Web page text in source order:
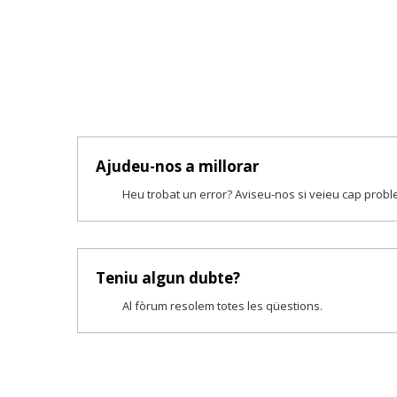
Ajudeu-nos a millorar
Heu trobat un error? Aviseu-nos si veieu cap
Teniu algun dubte?
Al fòrum resolem totes les qüestions.